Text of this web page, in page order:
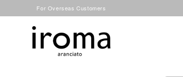
For Overseas Customers